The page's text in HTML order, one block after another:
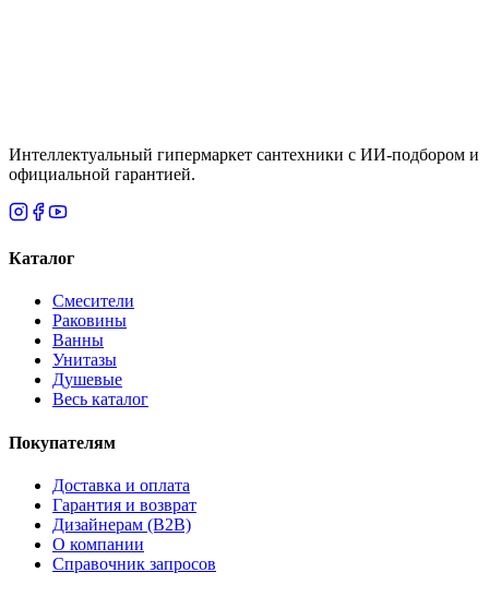
Интеллектуальный гипермаркет сантехники с ИИ-подбором и
официальной гарантией.
Каталог
Смесители
Раковины
Ванны
Унитазы
Душевые
Весь каталог
Покупателям
Доставка и оплата
Гарантия и возврат
Дизайнерам (B2B)
О компании
Справочник запросов